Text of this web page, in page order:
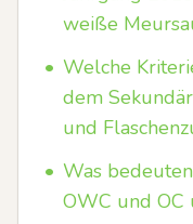
weiße
• Welche
dem
und
• Was
OWC und OC